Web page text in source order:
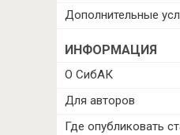
Дополнительные
ИНФОРМАЦИЯ
О СибАК
Для авторов
Где опубликовать